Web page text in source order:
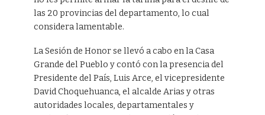
las 20 provincias del departamento, lo cual
considera lamentable.
La Sesión de Honor se llevó a cabo en la Casa
Grande del Pueblo y contó con la presencia del
Presidente del País, Luis Arce, el vicepresidente
David Choquehuanca, el alcalde Arias y otras
autoridades locales, departamentales y